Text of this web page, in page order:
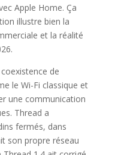
Apple Home. Ça
illustre bien la
et la réalité
de
le Wi-Fi classique et
une communication
Thread a
fermés, dans
son propre réseau